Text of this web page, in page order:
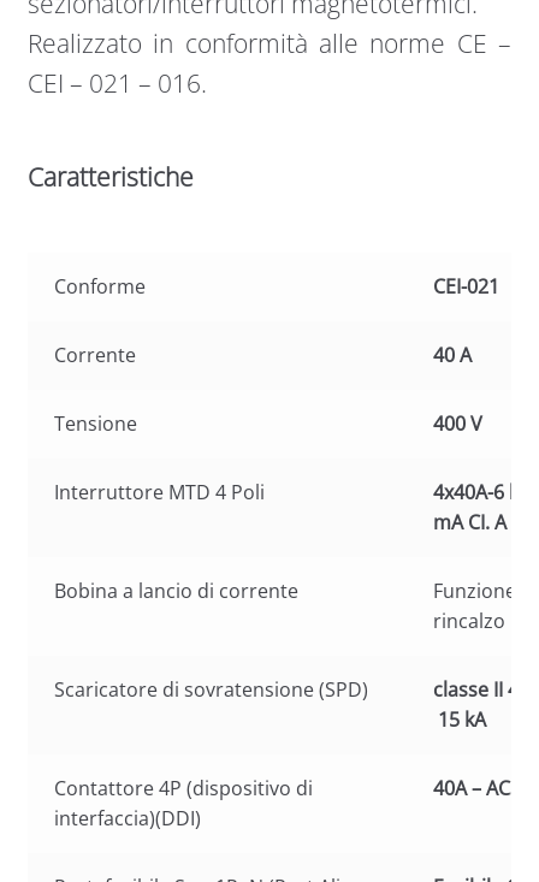
Realizzato in conformità alle norme CE –
CEI – 021 – 016.
Caratteristiche
Conforme CEI-021
Corrente 40 A
Tensione 400 V
Interruttore MTD 4 Poli
4x40A-6
mA CI. A
Bobina a lancio di corrente
Funzione di
rincalzo
Scaricatore di sovratensione (SPD)
classe II 4P
15 kA
Contattore 4P (dispositivo di
interfaccia)(DDI)
40A – AC3